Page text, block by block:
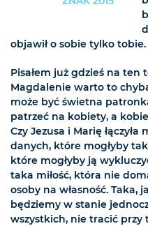
objawił o sobie tylko tobie.
Pisałem już gdzieś na ten
Magdalenie warto to
może być świetna
patrzeć na kobiety, a
Czy Jezusa i Marię łączyła
danych, które mogłyby
które mogłyby ją
taka miłość, która nie
osoby na własność. Taka,
będziemy w stanie
wszystkich, nie tracić przy